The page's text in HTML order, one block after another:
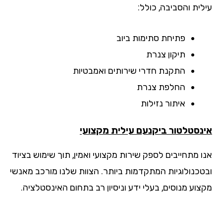
והסביבה, כולל:
פתיחת סתימות ביוב
תיקון צנרת
התקנת חדרי שירותים ואמבטיות
החלפת צנרת
איתור נזילות
ביקנעם עילית מקצועי
מתחייבים לספק שירות מקצועי ואמין, תוך שימוש בציוד
המתקדמות ביותר. הצוות שלנו מורכב מאנשי
מנוסים, בעלי ידע וניסיון רב בתחום האינסטלציה.